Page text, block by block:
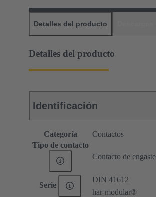
Detalles del producto
Detalles del producto
Identificación
Categoría
Contactos
Tipo de contacto
Contacto de engaste
Serie
DIN 41612
har-modular®